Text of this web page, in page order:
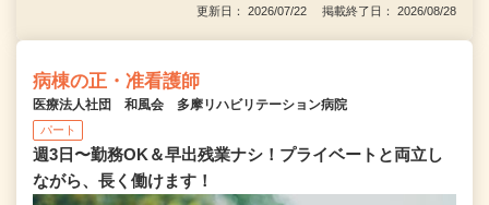
更新日： 2026/07/22 掲載終了日： 2026/08/28
病棟の正・准看護師
医療法人社団 和風会 多摩リハビリテーション病院
パート
週3日〜勤務OK＆早出残業ナシ！プライベートと両立し
ながら、長く働けます！